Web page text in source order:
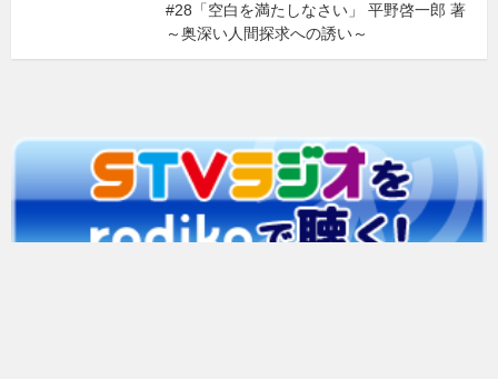
#28「空白を満たしなさい」 平野啓一郎 著
～奥深い人間探求への誘い～